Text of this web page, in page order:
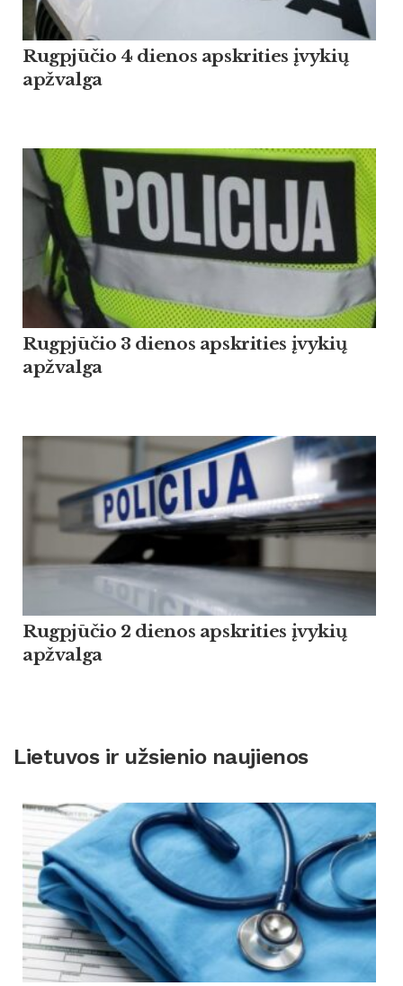
Rugpjūčio 4 dienos apskrities įvykių
apžvalga
Rugpjūčio 3 dienos apskrities įvykių
apžvalga
Rugpjūčio 2 dienos apskrities įvykių
apžvalga
Lietuvos ir užsienio naujienos